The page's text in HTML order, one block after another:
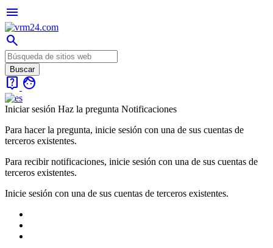
menu
search
live_help face
Iniciar sesión Haz la pregunta Notificaciones
Para hacer la pregunta, inicie sesión con una de sus cuentas de
terceros existentes.
Para recibir notificaciones, inicie sesión con una de sus cuentas de
terceros existentes.
Inicie sesión con una de sus cuentas de terceros existentes.